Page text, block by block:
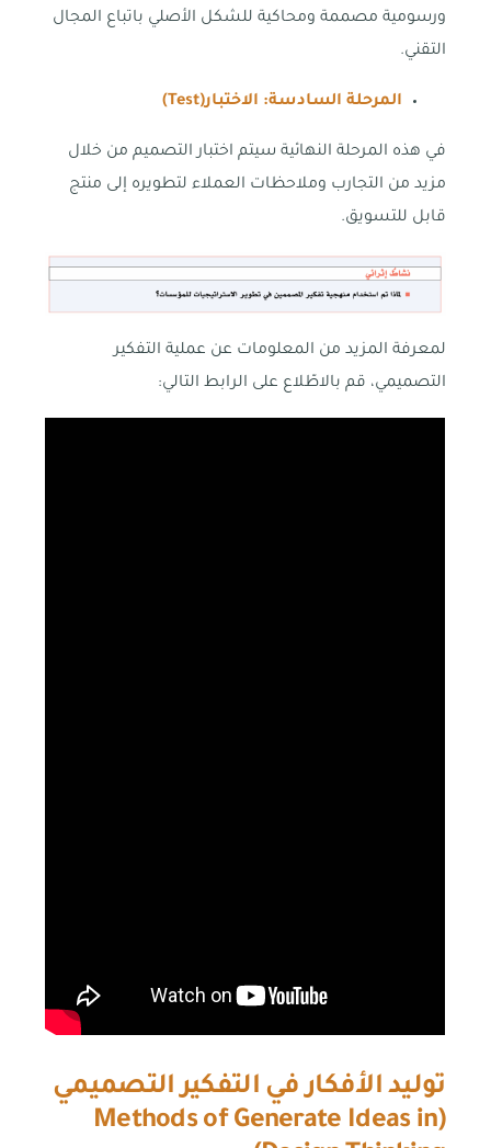
ورسومية مصممة ومحاكية للشكل الأصلي باتباع المجال
التقني.
المرحلة السادسة: الاختبار(Test)
في هذه المرحلة النهائية سيتم اختبار التصميم من خلال
مزيد من التجارب وملاحظات العملاء لتطويره إلى منتج
قابل للتسويق.
لمعرفة المزيد من المعلومات عن عملية التفكير
التصميمي، قم بالاطّلاع على الرابط التالي:
توليد الأفكار في التفكير التصميمي
(
Methods of Generate Ideas in